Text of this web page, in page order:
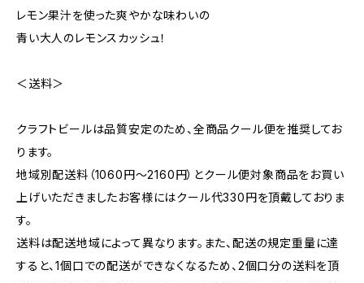
レモン果汁を使った爽やかな味わいの
青い大人のレモンスカッシュ！
＜送料＞
クラフトビールは品質安定のため、全商品クール便を推奨してお
ります。
地域別配送料（1060円～2160円）とクール便対象商品をお買い
上げいただきましたお客様にはクール代330円を頂戴しておりま
す。
送料は配送地域によって異なります。また、配送の規定重量に達
すると、1個口での配送ができなくなるため、2個口分の送料を頂